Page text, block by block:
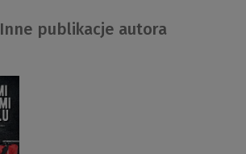
Inne publikacje autora